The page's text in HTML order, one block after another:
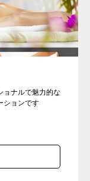
ョナルで魅力的な
ションです